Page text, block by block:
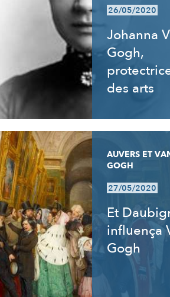
26/05/2020
Johanna
Gogh,
des arts
AUVERS ET
GOGH
27/05/2020
Et
influença
Gogh